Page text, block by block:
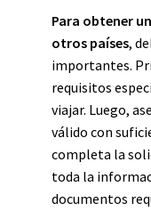
Para obtener
otros países,
importantes.
requisitos
viajar. Luego,
válido con
completa la
toda la
documentos